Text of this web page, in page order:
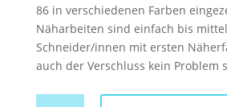
86 in verschiedenen Farben
Näharbeiten sind einfach bis
Schneider/innen mit ersten
auch der Verschluss kein Problem